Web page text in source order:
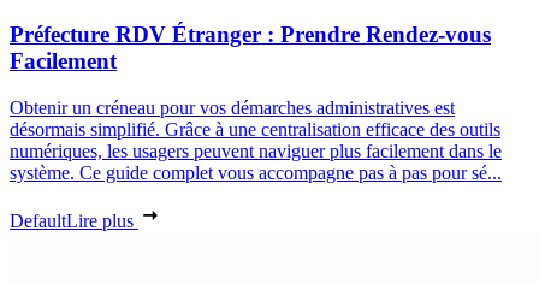
Préfecture RDV Étranger : Prendre Rendez-vous
Facilement
Obtenir un créneau pour vos démarches administratives est
désormais simplifié. Grâce à une centralisation efficace des outils
numériques, les usagers peuvent naviguer plus facilement dans le
système. Ce guide complet vous accompagne pas à pas pour sé...
DefaultLire plus